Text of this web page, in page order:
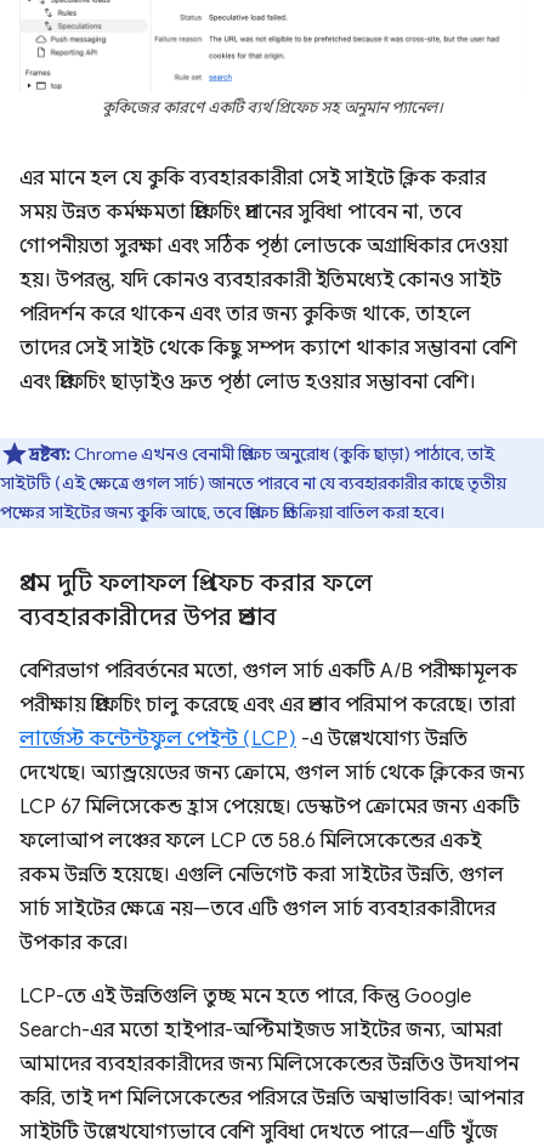
কুকিজের কারণে একটি ব্যর্থ প্রিফেচ সহ অনুমান প্যানেল।
এর মানে হল যে কুকি ব্যবহারকারীরা সেই সাইটে ক্লিক করার
সময় উন্নত কর্মক্ষমতা প্রিফেচিং প্রদানের সুবিধা পাবেন না, তবে
গোপনীয়তা সুরক্ষা এবং সঠিক পৃষ্ঠা লোডকে অগ্রাধিকার দেওয়া
হয়। উপরন্তু, যদি কোনও ব্যবহারকারী ইতিমধ্যেই কোনও সাইট
পরিদর্শন করে থাকেন এবং তার জন্য কুকিজ থাকে, তাহলে
তাদের সেই সাইট থেকে কিছু সম্পদ ক্যাশে থাকার সম্ভাবনা বেশি
এবং প্রিফেচিং ছাড়াইও দ্রুত পৃষ্ঠা লোড হওয়ার সম্ভাবনা বেশি।
দ্রষ্টব্য: Chrome এখনও বেনামী প্রিফেচ অনুরোধ (কুকি ছাড়া) পাঠাবে, তাই
সাইটটি (এই ক্ষেত্রে গুগল সার্চ) জানতে পারবে না যে ব্যবহারকারীর কাছে তৃতীয়
পক্ষের সাইটের জন্য কুকি আছে, তবে প্রিফেচ প্রতিক্রিয়া বাতিল করা হবে।
প্রথম দুটি ফলাফল প্রি-ফেচ করার ফলে
ব্যবহারকারীদের উপর প্রভাব
বেশিরভাগ পরিবর্তনের মতো, গুগল সার্চ একটি A/B পরীক্ষামূলক
পরীক্ষায় প্রিফেচিং চালু করেছে এবং এর প্রভাব পরিমাপ করেছে। তারা
লার্জেস্ট কন্টেন্টফুল পেইন্ট (LCP) -এ উল্লেখযোগ্য উন্নতি
দেখেছে। অ্যান্ড্রয়েডের জন্য ক্রোমে, গুগল সার্চ থেকে ক্লিকের জন্য
LCP 67 মিলিসেকেন্ড হ্রাস পেয়েছে। ডেস্কটপ ক্রোমের জন্য একটি
ফলোআপ লঞ্চের ফলে LCP তে 58.6 মিলিসেকেন্ডের একই
রকম উন্নতি হয়েছে। এগুলি নেভিগেট করা সাইটের উন্নতি, গুগল
সার্চ সাইটের ক্ষেত্রে নয়—তবে এটি গুগল সার্চ ব্যবহারকারীদের
উপকার করে।
LCP-তে এই উন্নতিগুলি তুচ্ছ মনে হতে পারে, কিন্তু Google
Search-এর মতো হাইপার-অপ্টিমাইজড সাইটের জন্য, আমরা
আমাদের ব্যবহারকারীদের জন্য মিলিসেকেন্ডের উন্নতিও উদযাপন
করি, তাই দশ মিলিসেকেন্ডের পরিসরে উন্নতি অস্বাভাবিক! আপনার
সাইটটি উল্লেখযোগ্যভাবে বেশি সুবিধা দেখতে পারে—এটি খুঁজে